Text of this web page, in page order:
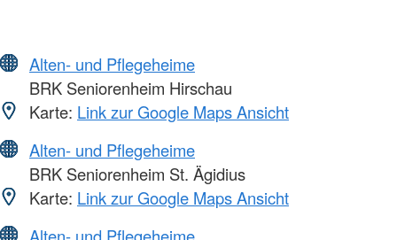
Alten- und Pflegeheime
BRK Seniorenheim Hirschau
Karte: Link zur Google Maps Ansicht
Alten- und Pflegeheime
BRK Seniorenheim St. Ägidius
Karte: Link zur Google Maps Ansicht